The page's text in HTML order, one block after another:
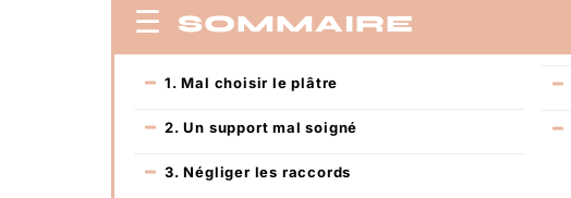
SOMMAIRE
1. Mal choisir le plâtre
2. Un support mal soigné
3. Négliger les raccords